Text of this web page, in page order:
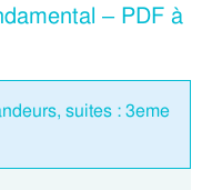
– PDF à
suites : 3eme